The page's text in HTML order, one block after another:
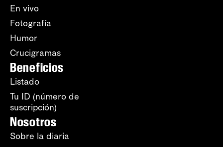
En vivo
Fotografía
Humor
Crucigramas
Beneficios
Listado
Tu ID (número de
suscripción)
Nosotros
Sobre la diaria